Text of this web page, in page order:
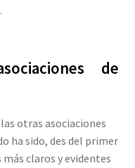
de
otras asociaciones
ha sido, des del primer
claros y evidentes